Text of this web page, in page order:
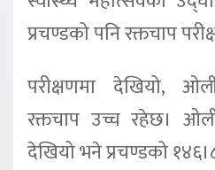
प्रचण्डको पनि रक्तचाप
परीक्षणमा देखियो,
रक्तचाप उच्च रहेछ।
देखियो भने प्रचण्डको